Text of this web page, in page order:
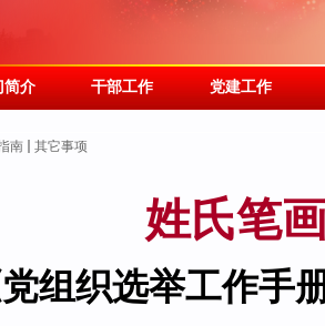
简介 干部工作 党建工作
南 其它事项
姓氏笔
组织选举工作